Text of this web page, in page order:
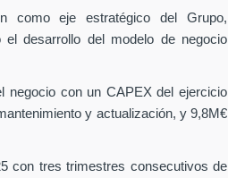
como eje estratégico del Grupo,
el desarrollo del modelo de negocio
negocio con un CAPEX del ejercicio
y actualización, y 9,8M€
con tres trimestres consecutivos de